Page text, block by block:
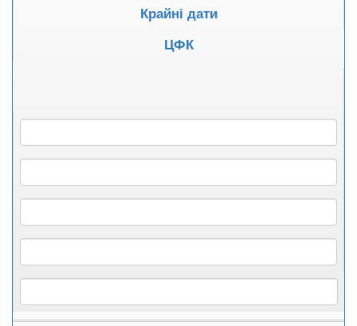
Крайні дати
ЦФК